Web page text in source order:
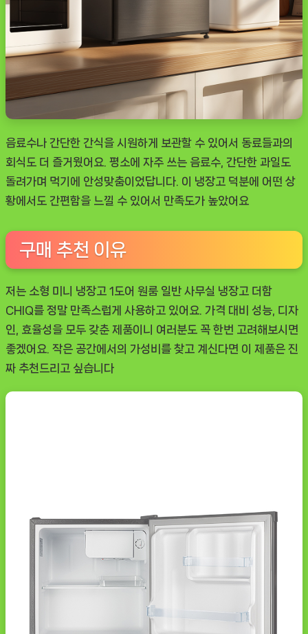
음료수나 간단한 간식을 시원하게 보관할 수 있어서 동료들과의
회식도 더 즐거웠어요. 평소에 자주 쓰는 음료수, 간단한 과일도
돌려가며 먹기에 안성맞춤이었답니다. 이 냉장고 덕분에 어떤 상
황에서도 간편함을 느낄 수 있어서 만족도가 높았어요
구매 추천 이유
저는 소형 미니 냉장고 1도어 원룸 일반 사무실 냉장고 더함
CHIQ를 정말 만족스럽게 사용하고 있어요. 가격 대비 성능, 디자
인, 효율성을 모두 갖춘 제품이니 여러분도 꼭 한번 고려해보시면
좋겠어요. 작은 공간에서의 가성비를 찾고 계신다면 이 제품은 진
짜 추천드리고 싶습니다